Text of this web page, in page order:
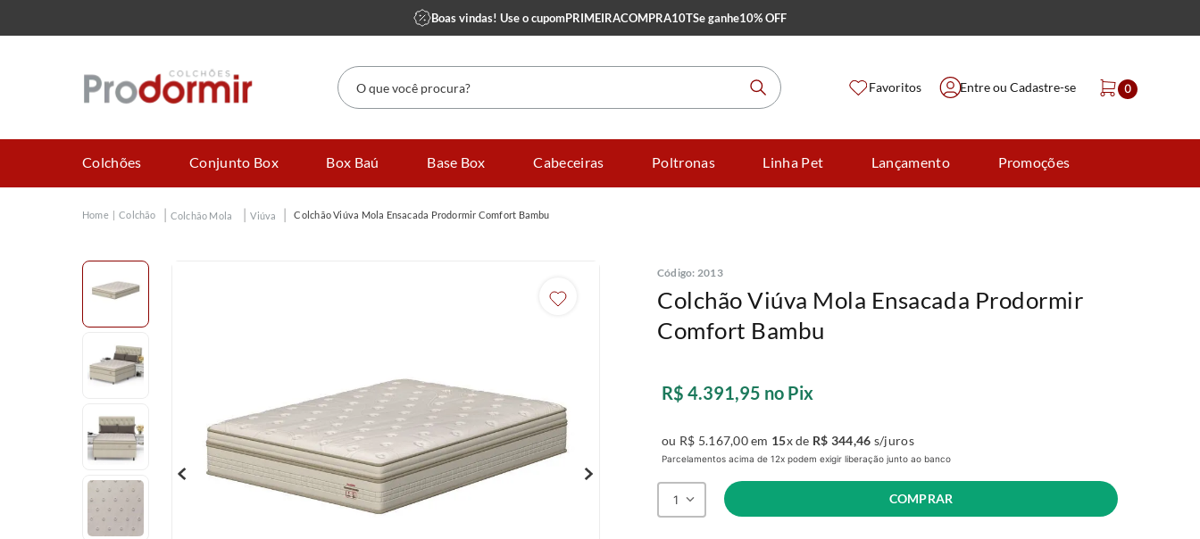
Boas vindas! Use o cupomPRIMEIRACOMPRA10TSe ganhe10% OFF
O que você procura?
Favoritos Entre ou Cadastre-se 0
Colchões Conjunto Box Box Baú Base Box Cabeceiras Poltronas Linha Pet Lançamento Promoções
Colchão Colchão Mola Viúva Colchão Viúva Mola Ensacada Prodormir Comfort Bambu
Código: 2013
Colchão Viúva Mola Ensacada Prodormir
Comfort Bambu
R$ 4.391,95 no Pix
ou R$ 5.167,00em 15x de R$ 344,46 s/juros
Parcelamentos acima de 12x podem exigir liberação junto ao banco
1 COMPRAR